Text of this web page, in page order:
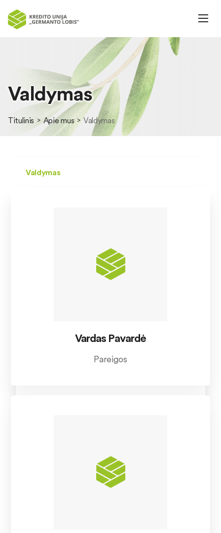
Valdymas
Titulinis Apie mus Valdymas
Valdymas
Vardas Pavardė
Pareigos